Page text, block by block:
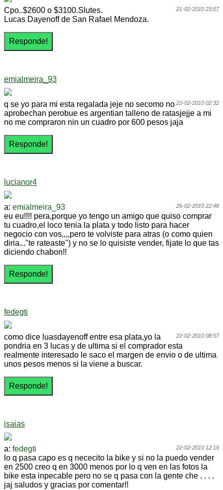
21-02-2010 23:57
Cpo..$2600 o $3100.Slutes.
Lucas Dayenoff de San Rafael Mendoza.
emialmeira_93
22-02-2010 02:32
q se yo para mi esta regalada jeje no secomo no
aprobechan perobue es argentian talleno de ratasjejje a mi
no me compraron nin un cuadro por 600 pesos jaja
lucianor4
26-02-2010 22:48
a: emialmeira_93
eu eu!!!! pera,porque yo tengo un amigo que quiso comprar
tu cuadro,el loco tenia la plata y todo listo para hacer
negocio con vos,,,,pero te volviste para atras (o como quien
diria..."te rateaste") y no se lo quisiste vender, fijate lo que tas
diciendo chabon!!
fedegti
22-02-2010 08:57
como dice luasdayenoff entre esa plata,yo la
pondria en 3 lucas y de ultima si el comprador esta
realmente interesado le saco el margen de envio o de ultima
unos pesos menos si la viene a buscar.
isaias
22-02-2010 12:19
a: fedegti
lo q pasa capo es q nececito la bike y si no la puedo vender
en 2500 creo q en 3000 menos por lo q ven en las fotos la
bike esta inpecable pero no se q pasa con la gente che . . . .
jaj saludos y gracias por comentar!!